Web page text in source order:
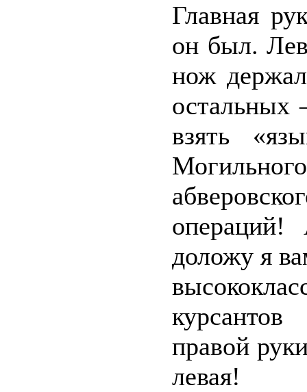
Главная
он был.
нож
остальных
взять
операций!
доложу я
правой
левая!